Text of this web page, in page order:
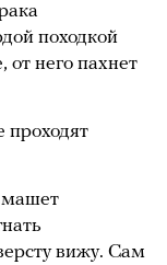
походкой
от него пахнет
проходят
машет
вижу. Сам